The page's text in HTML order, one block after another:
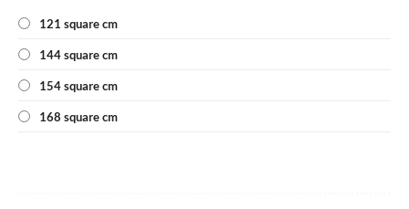
121 square cm
144 square cm
154 square cm
168 square cm